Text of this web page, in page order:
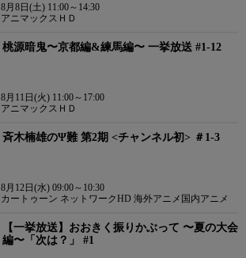
8月8日(土) 11:00～14:30
アニマックスＨＤ
桃源暗鬼〜京都編&練馬編〜 一挙放送 #1-12
8月11日(火) 11:00～17:00
アニマックスＨＤ
斉木楠雄のΨ難 第2期 <チャンネル初> ＃1-3
8月12日(水) 09:00～10:30
カートゥーン ネットワークHD 海外アニメ国内アニメ
【一挙放送】おおきく振りかぶって 〜夏の大会
編〜「次は？」 #1